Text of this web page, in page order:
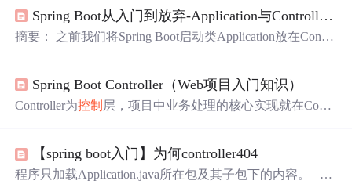
的方法： 按照红色框进行输入就可以了，不需多解释，点
击Generate Project后，会下载一个初始项目，另外需要增加
Spring Boot从入门到放弃-Application与Controller分离
摘要： 之前我们将Spring Boot启动类Application放在Contro
图： 现在将Appliction移出来，因为不能针对Controller 所
以为了解决这个问题，我们添加进注解进行Controller进行
Spring Boot Controller（Web项目入门知识）
Controller为控制 层，项目中业务处理的核心实现就在Contr
【spring boot入门】为何controller404
程序只加载Application.java所在包及其子包下的内容。 解